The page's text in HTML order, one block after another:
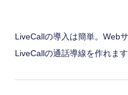
LiveCallの導入は簡単。Web
LiveCallの通話導線を作れます